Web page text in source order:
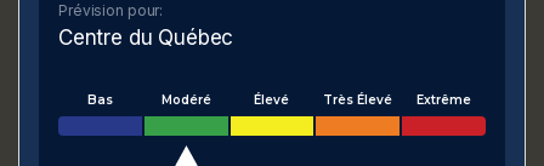
Prévision pour:
Centre du Québec
Bas Modéré Élevé Très Élevé Extrême